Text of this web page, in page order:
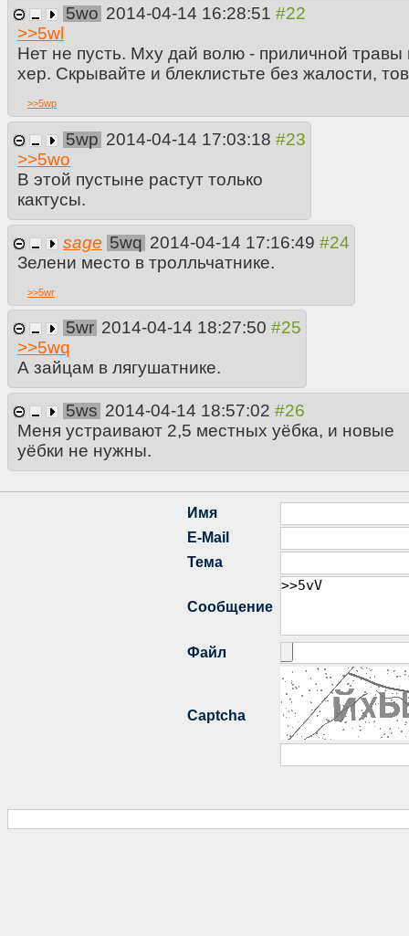
5wo 2014-04-14 16:28:51
>>5wl
Нет не пусть. Мху дай волю - приличной травы
хер. Скрывайте и блеклистьте без жалости,
>>5wp
5wp 2014-04-14 17:03:18
>>5wo
В этой пустыне растут только
кактусы.
sage 5wq 2014-04-14 17:16:49
Зелени место в тролльчатнике.
>>5wr
5wr 2014-04-14 18:27:50
>>5wq
А зайцам в лягушатнике.
5ws 2014-04-14 18:57:02
Меня устраивают 2,5 местных уёбка, и новые
уёбки не нужны.